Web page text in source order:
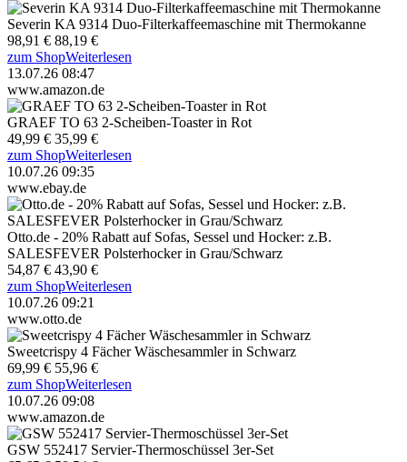
Severin KA 9314 Duo-Filterkaffeemaschine mit Thermokanne
98,91 € 88,19 €
zum ShopWeiterlesen
13.07.26 08:47
www.amazon.de
GRAEF TO 63 2-Scheiben-Toaster in Rot
49,99 € 35,99 €
zum ShopWeiterlesen
10.07.26 09:35
www.ebay.de
Otto.de - 20% Rabatt auf Sofas, Sessel und Hocker: z.B.
SALESFEVER Polsterhocker in Grau/Schwarz
54,87 € 43,90 €
zum ShopWeiterlesen
10.07.26 09:21
www.otto.de
Sweetcrispy 4 Fächer Wäschesammler in Schwarz
69,99 € 55,96 €
zum ShopWeiterlesen
10.07.26 09:08
www.amazon.de
GSW 552417 Servier-Thermoschüssel 3er-Set